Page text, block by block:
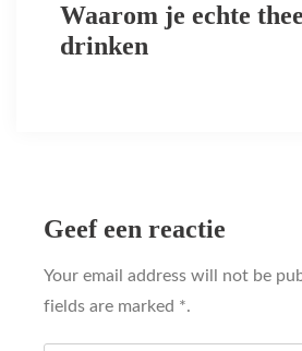
Waarom je echte
drinken
Geef een reactie
Your email address will not be
fields are marked *.